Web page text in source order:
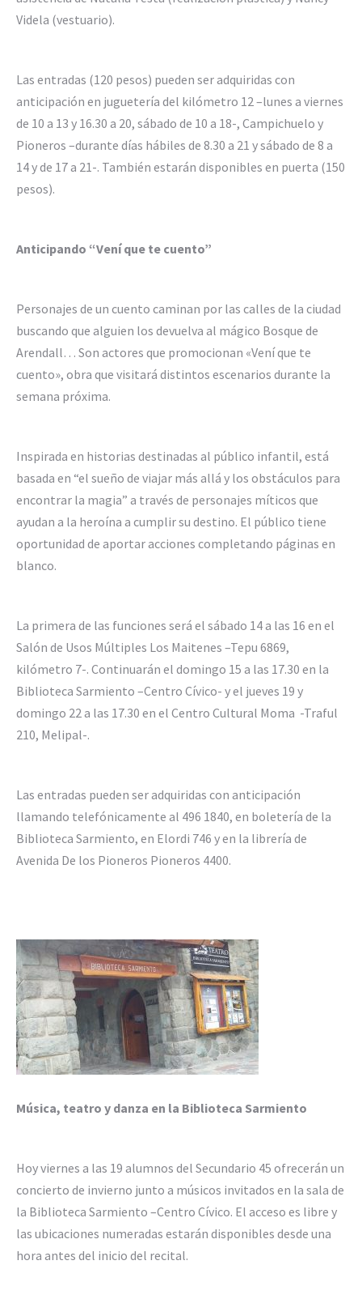
Videla (vestuario).
Las entradas (120 pesos) pueden ser adquiridas con
anticipación en juguetería del kilómetro 12 –lunes a viernes
de 10 a 13 y 16.30 a 20, sábado de 10 a 18-, Campichuelo y
Pioneros –durante días hábiles de 8.30 a 21 y sábado de 8 a
14 y de 17 a 21-. También estarán disponibles en puerta (150
pesos).
Anticipando “Vení que te cuento”
Personajes de un cuento caminan por las calles de la ciudad
buscando que alguien los devuelva al mágico Bosque de
Arendall… Son actores que promocionan «Vení que te
cuento», obra que visitará distintos escenarios durante la
semana próxima.
Inspirada en historias destinadas al público infantil, está
basada en “el sueño de viajar más allá y los obstáculos para
encontrar la magia” a través de personajes míticos que
ayudan a la heroína a cumplir su destino. El público tiene
oportunidad de aportar acciones completando páginas en
blanco.
La primera de las funciones será el sábado 14 a las 16 en el
Salón de Usos Múltiples Los Maitenes –Tepu 6869,
kilómetro 7-. Continuarán el domingo 15 a las 17.30 en la
Biblioteca Sarmiento –Centro Cívico- y el jueves 19 y
domingo 22 a las 17.30 en el Centro Cultural Moma -Traful
210, Melipal-.
Las entradas pueden ser adquiridas con anticipación
llamando telefónicamente al 496 1840, en boletería de la
Biblioteca Sarmiento, en Elordi 746 y en la librería de
Avenida De los Pioneros Pioneros 4400.
Música, teatro y danza en la Biblioteca Sarmiento
Hoy viernes a las 19 alumnos del Secundario 45 ofrecerán un
concierto de invierno junto a músicos invitados en la sala de
la Biblioteca Sarmiento –Centro Cívico. El acceso es libre y
las ubicaciones numeradas estarán disponibles desde una
hora antes del inicio del recital.